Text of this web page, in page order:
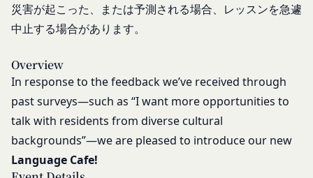
災害が起こった、または予測される場合、レッスンを急遽
中止する場合があります。
Overview
In response to the feedback we’ve received through
past surveys—such as “I want more opportunities to
talk with residents from diverse cultural
backgrounds”—we are pleased to introduce our new
Language Cafe!
提供または開示する場合、当該委託先に対し、適切
な取扱いおよび保護を行わせ、第三者への開示・提
ないよう適切に管理および監督します。
開示・訂正等
お客様がご自身の個人情報の内容を確認、訂正また
は利用停止を希望される場合には、個人情報保護法
その他の法令により当社が義務を負う範囲におい
て、速やかに対応させていただきます。
なお、かかる場合には、本人確認をさせていただく
もしくは経営に協力もしくは関与する等反社会
的勢力等との何らかの交流もしくは関係を行っ
その他会員登録が適当でないと当社が判断した
場合
第5条（登録内容の変更）
会員は、登録情報の内容の全部または一部に関して
変更が生じた場合、直ちに当社所定の方法により登
録内容を変更する手続きを行うものとします。
会員が前項に定める変更手続きを行わなかった場合